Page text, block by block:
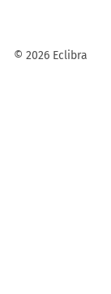
© 2026 Eclibra